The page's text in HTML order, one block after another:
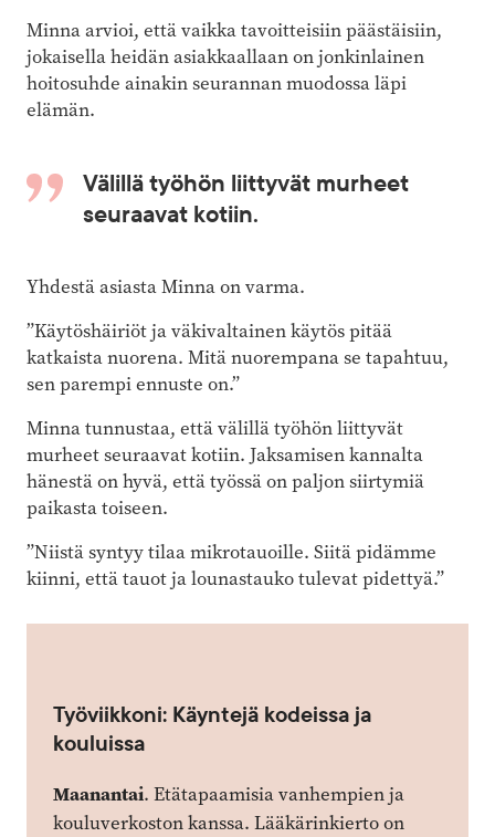
Minna arvioi, että vaikka tavoitteisiin päästäisiin,
jokaisella heidän asiakkaallaan on jonkinlainen
hoitosuhde ainakin seurannan muodossa läpi
elämän.
Välillä työhön liittyvät murheet
seuraavat kotiin.
Yhdestä asiasta Minna on varma.
”Käytöshäiriöt ja väkivaltainen käytös pitää
katkaista nuorena. Mitä nuorempana se tapahtuu,
sen parempi ennuste on.”
Minna tunnustaa, että välillä työhön liittyvät
murheet seuraavat kotiin. Jaksamisen kannalta
hänestä on hyvä, että työssä on paljon siirtymiä
paikasta toiseen.
”Niistä syntyy tilaa mikrotauoille. Siitä pidämme
kiinni, että tauot ja lounastauko tulevat pidettyä.”
Työviikkoni: Käyntejä kodeissa ja
kouluissa
Maanantai. Etätapaamisia vanhempien ja
kouluverkoston kanssa. Lääkärinkierto on